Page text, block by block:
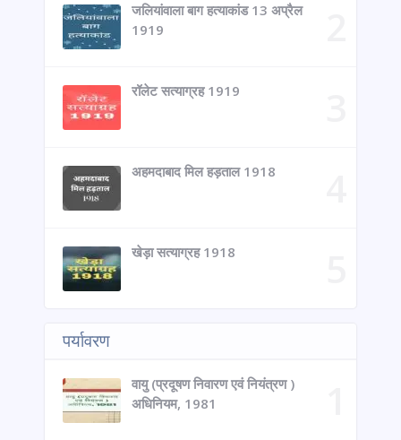
जलियांवाला बाग हत्याकांड 13 अप्रैल
1919
रॉलेट सत्याग्रह 1919
अहमदाबाद मिल हड़ताल 1918
खेड़ा सत्याग्रह 1918
पर्यावरण
वायु (प्रदूषण निवारण एवं नियंत्रण )
अधिनियम, 1981